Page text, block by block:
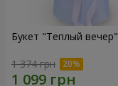
Букет "Теплый вечер"
1 374 грн